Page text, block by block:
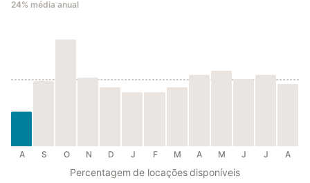
24% média anual
A S O N D J F M A M J J A
Percentagem de locações disponíveis